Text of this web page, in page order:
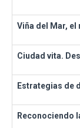
Viña del Mar,
Ciudad vita.
Estrategias de
Reconociendo